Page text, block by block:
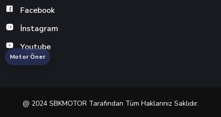
Facebook
İnstagram
Youtube
@ 2024 SBKMOTOR Tarafından Tüm Haklarınız Saklıdır.
Motor Öner